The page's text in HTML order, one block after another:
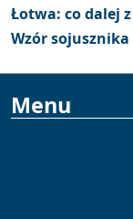
Łotwa: co dalej
Wzór sojusznika
Menu